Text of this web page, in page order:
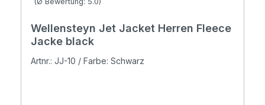
Wellensteyn Jet Jacket Herren Fleece
Jacke black
Artnr.: JJ-10 / Farbe: Schwarz